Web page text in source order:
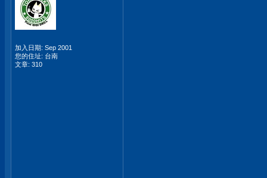
加入日期: Sep 2001
您的住址: 台南
文章: 310